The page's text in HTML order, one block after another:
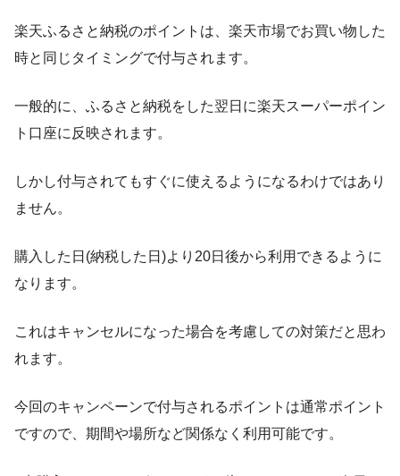
楽天ふるさと納税のポイントは、楽天市場でお買い物した
時と同じタイミングで付与されます。
一般的に、ふるさと納税をした翌日に楽天スーパーポイン
ト口座に反映されます。
しかし付与されてもすぐに使えるようになるわけではあり
ません。
購入した日(納税した日)より20日後から利用できるように
なります。
これはキャンセルになった場合を考慮しての対策だと思わ
れます。
今回のキャンペーンで付与されるポイントは通常ポイント
ですので、期間や場所など関係なく利用可能です。